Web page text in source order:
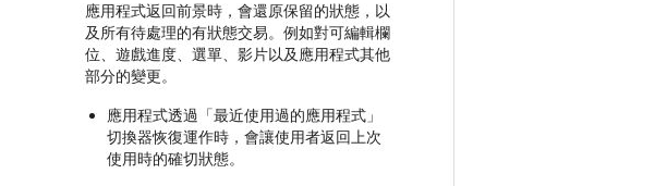
應用程式返回前景時，會還原保留的狀態，以
及所有待處理的有狀態交易。例如對可編輯欄
位、遊戲進度、選單、影片以及應用程式其他
部分的變更。
應用程式透過「最近使用過的應用程式」
切換器恢復運作時，會讓使用者返回上次
使用時的確切狀態。